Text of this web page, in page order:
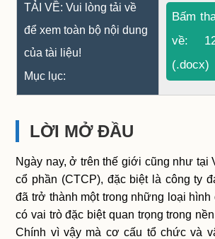
TẢI VỀ: Vui lòng tải về
để xem toàn bộ nội dung
của tài liệu!
Mục lục:
Bấm
về:
(.docx)
LỜI MỞ ĐẦU
Ngày nay, ở trên thế giới cũng như tại
cổ phần (CTCP), đặc biệt là công ty
đã trở thành một trong những loại hình
có vai trò đặc biệt quan trọng trong
Chính vì vậy mà cơ cấu tổ chức và